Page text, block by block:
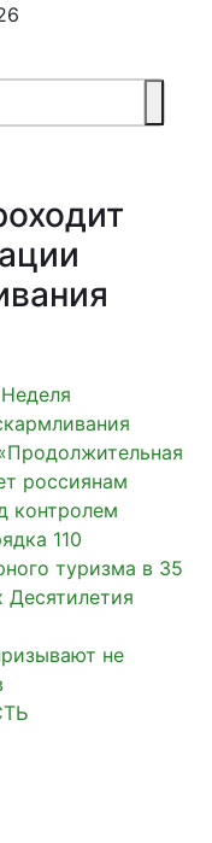
россиянам
контролем
110
туризма в 35
Десятилетия
не